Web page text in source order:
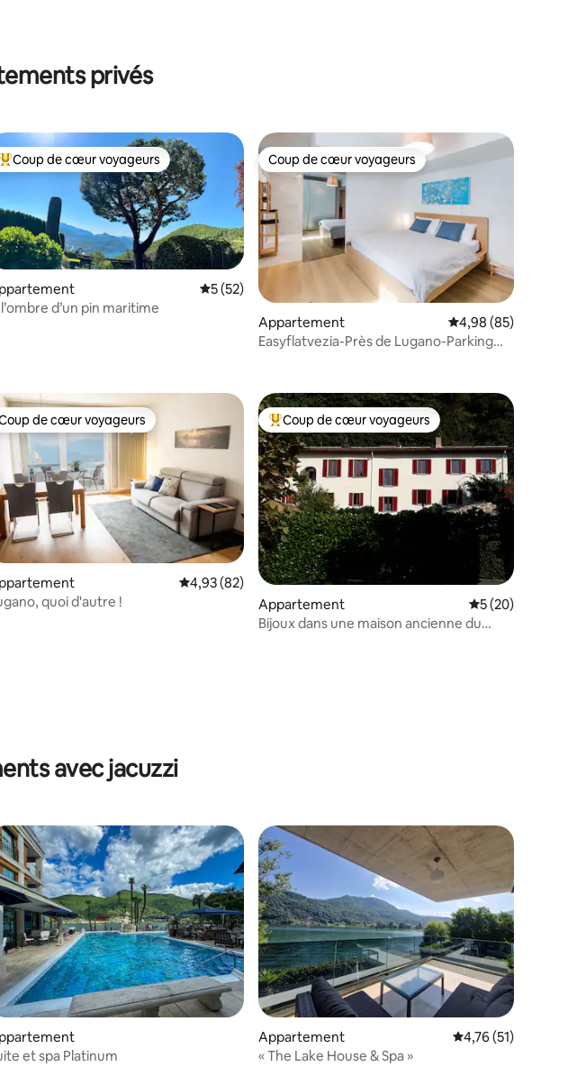
5
privés
5
sur la base de 89 commentaires : 4,91 sur 5
Coups de cœur voyageurs les plus appréciés
Coup de cœur voyageurs
Évaluation moyenne sur la base de 52 commentaires : 5 sur 5
5 (52)
d’un pin maritime
Coup de cœur voyageurs
Coup de cœur voyageurs
Appartement Évaluation moyenne
4,98 (85)
Easyflatvezia-Près de Lugano-Parking
5
sur la base de 17 commentaires : 4,94 sur 5
Coup de cœur voyageurs
de cœur voyageurs
Évaluation moyenne sur la base de 82 commentaires : 4,93 sur 5
4,93 (82)
quoi d'autre !
Coups de cœur voyageurs les plus appréciés
Coup de cœur voyageurs
Appartement Évaluation
5 (20)
Bijoux dans une maison ancienne du
avec jacuzzi
5sur la base de 84 commentaires : 4,76 sur 5
et spa Platinum
Appartement Évaluation moyenne
4,76 (51)
« The Lake House & Spa »